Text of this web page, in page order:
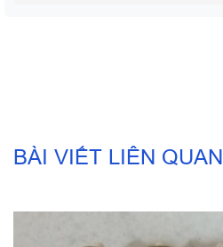
BÀI VIẾT LIÊN QUAN